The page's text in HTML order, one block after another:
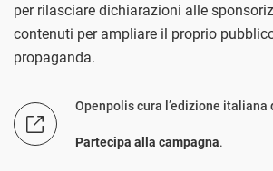
per rilasciare dichiarazioni alle
contenuti per ampliare il proprio
propaganda.
Openpolis cura l’edizione italiana
Partecipa alla campagna.